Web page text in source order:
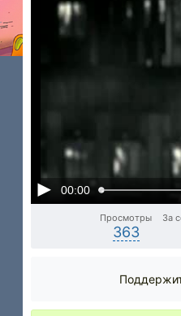
00:00
Просмотры
363
За